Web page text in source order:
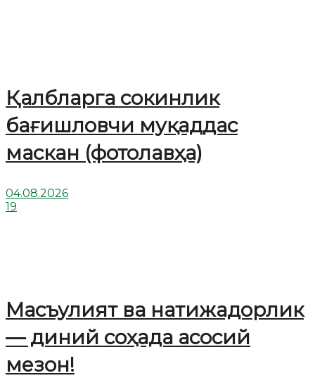
Қалбларга сокинлик
бағишловчи муқаддас
маскан (фотолавҳа)
04.08.2026
19
Масъулият ва натижадорлик
— диний соҳада асосий
мезон!